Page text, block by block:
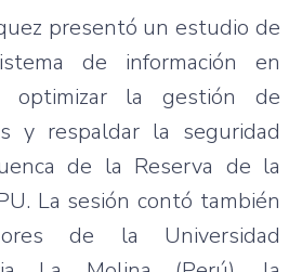
presentó un estudio de
de información en
optimizar la gestión de
y respaldar la seguridad
de la Reserva de la
La sesión contó también
de la Universidad